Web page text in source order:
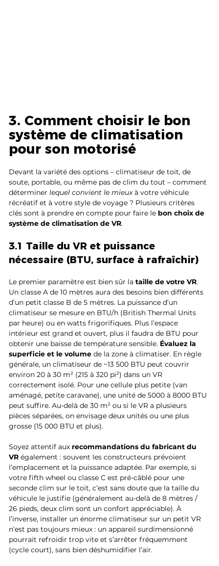
3. Comment choisir le bon
système de climatisation
pour son motorisé
Devant la variété des options – climatiseur de toit, de
soute, portable, ou même pas de clim du tout – comment
déterminer lequel convient le mieux à votre véhicule
récréatif et à votre style de voyage ? Plusieurs critères
clés sont à prendre en compte pour faire le bon choix de
système de climatisation de VR.
3.1 Taille du VR et puissance
nécessaire (BTU, surface à rafraîchir)
Le premier paramètre est bien sûr la taille de votre VR.
Un classe A de 10 mètres aura des besoins bien différents
d’un petit classe B de 5 mètres. La puissance d’un
climatiseur se mesure en BTU/h (British Thermal Units
par heure) ou en watts frigorifiques. Plus l’espace
intérieur est grand et ouvert, plus il faudra de BTU pour
obtenir une baisse de température sensible. Évaluez la
superficie et le volume de la zone à climatiser. En règle
générale, un climatiseur de ~13 500 BTU peut couvrir
environ 20 à 30 m² (215 à 320 pi²) dans un VR
correctement isolé. Pour une cellule plus petite (van
aménagé, petite caravane), une unité de 5000 à 8000 BTU
peut suffire. Au-delà de 30 m² ou si le VR a plusieurs
pièces séparées, on envisage deux unités ou une plus
grosse (15 000 BTU et plus).
Soyez attentif aux recommandations du fabricant du
VR également : souvent les constructeurs prévoient
l’emplacement et la puissance adaptée. Par exemple, si
votre fifth wheel ou classe C est pré-câblé pour une
seconde clim sur le toit, c’est sans doute que la taille du
véhicule le justifie (généralement au-delà de 8 mètres /
26 pieds, deux clim sont un confort appréciable). À
l’inverse, installer un énorme climatiseur sur un petit VR
n’est pas toujours mieux : un appareil surdimensionné
pourrait refroidir trop vite et s’arrêter fréquemment
(cycle court), sans bien déshumidifier l’air.